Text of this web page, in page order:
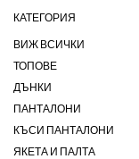
КАТЕГОРИЯ
ВИЖ ВСИЧКИ
ТОПОВЕ
ДЪНКИ
ПАНТАЛОНИ
КЪСИ ПАНТАЛОНИ
ЯКЕТА И ПАЛТА